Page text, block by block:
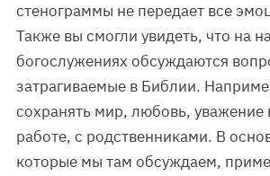
стенограммы не передает все
Также вы смогли увидеть, что на
богослужениях обсуждаются
затрагиваемые в Библии.
сохранять мир, любовь, уважение
работе, с родственниками. В
которые мы там обсуждаем,